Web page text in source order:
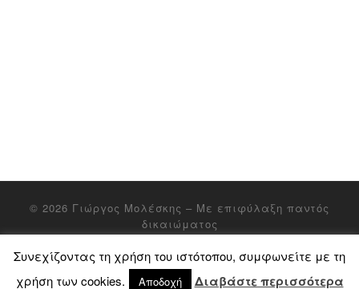
© 2026 Γιώργος Μολέσκης – Με επιφύλαξη παντός
δικαιώματος
Συνεχίζοντας τη χρήση του ιστότοπου, συμφωνείτε με τη
χρήση των cookies.
Αποδοχή Διαβάστε περισσότερα